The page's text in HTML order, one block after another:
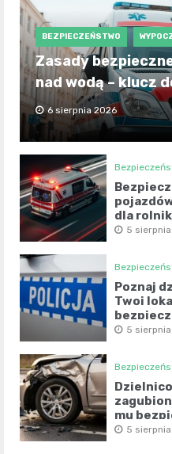
BEZPIECZEŃSTWO
Zasady
nad wodą – klucz
6 sierpnia 2026
dla
5
Poznaj
Twoi
5
mu
5